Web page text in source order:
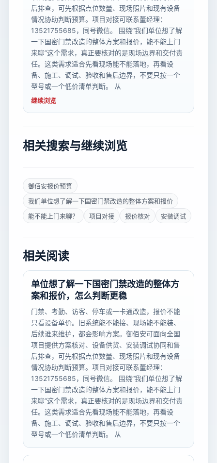
后排查，可先根据点位数量、现场照片和现有设备
情况协助判断预算。项目对接可联系董经理：
13521755685，同号微信。 围绕“我们单位想了解
一下国密门禁改造的整体方案和报价，能不能上门
来聊”这个需求，真正要核对的是现场边界和交付责
任。这类需求适合先看现场能不能落地，再看设
备、施工、调试、验收和售后边界，不要只按一个
型号或一个低价清单判断。 从
继续浏览
相关搜索与继续浏览
御佰安报价预算
我们单位想了解一下国密门禁改造的整体方案和报价
能不能上门来聊？
项目对接 报价核对 安装调试
相关阅读
单位想了解一下国密门禁改造的整体方
案和报价，怎么判断更稳
门禁、考勤、访客、停车或一卡通改造，报价不能
只看设备单价。旧系统能不能接、现场能不能装、
后续谁来维护，都会影响方案。御佰安可面向全国
项目提供方案核对、设备供货、安装调试协同和售
后排查，可先根据点位数量、现场照片和现有设备
情况协助判断预算。项目对接可联系董经理：
13521755685，同号微信。 围绕“我们单位想了解
一下国密门禁改造的整体方案和报价，能不能上门
来聊”这个需求，真正要核对的是现场边界和交付责
任。这类需求适合先看现场能不能落地，再看设
备、施工、调试、验收和售后边界，不要只按一个
型号或一个低价清单判断。 从